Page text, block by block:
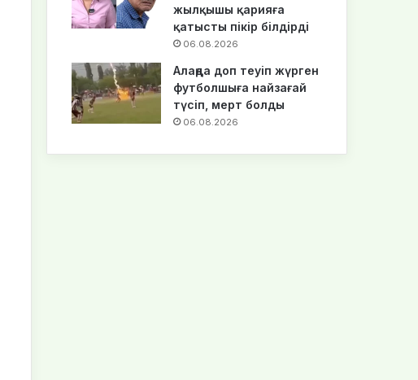
жылқышы қарияға
қатысты пікір білдірді
06.08.2026
Алаңда доп теуіп жүрген
футболшыға найзағай
түсіп, мерт болды
06.08.2026